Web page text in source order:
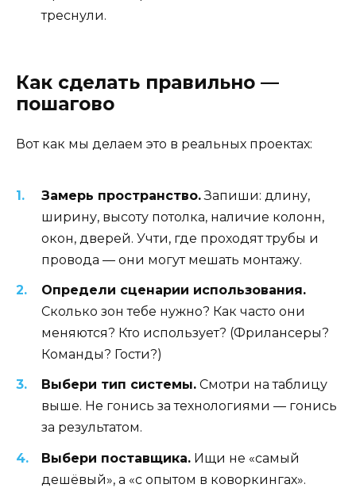
треснули.
Как сделать правильно —
пошагово
Вот как мы делаем это в реальных проектах:
Замерь пространство.Запиши: длину,
ширину, высоту потолка, наличие колонн,
окон, дверей. Учти, где проходят трубы и
провода — они могут мешать монтажу.
Определи сценарии использования.
Сколько зон тебе нужно? Как часто они
меняются? Кто использует? (Фрилансеры?
Команды? Гости?)
Выбери тип системы. Смотри на таблицу
выше. Не гонись за технологиями — гонись
за результатом.
Выбери поставщика. Ищи не «самый
дешёвый», а «с опытом в коворкингах».